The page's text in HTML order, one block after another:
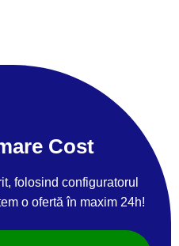
Cost
folosind configuratorul
o ofertă în maxim 24h!